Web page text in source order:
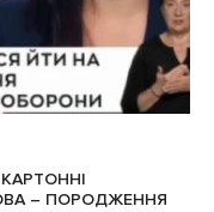
– ПОРОДЖЕННЯ